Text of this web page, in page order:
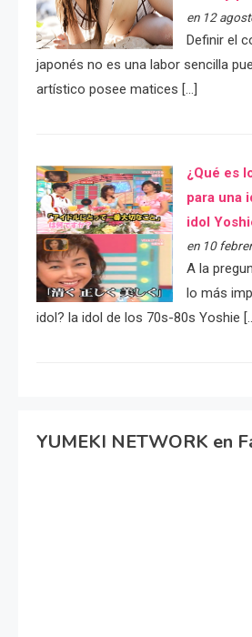
en 12
Definir el
japonés no es una labor sencilla
artístico posee matices […]
¿Qué es
para una
idol
en 10
A la
lo más
idol? la idol de los 70s-80s Yoshie
YUMEKI NETWORK en